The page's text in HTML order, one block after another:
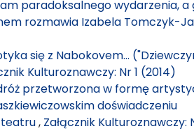
paradoksalnego wydarzenia,
rozmawia Izabela Tomczyk-
się z Nabokovem…
Kulturoznawczy: Nr 1 (2014)
przetworzona w formę
doświadczeniu
teatru, Załącznik Kulturoznawczy: